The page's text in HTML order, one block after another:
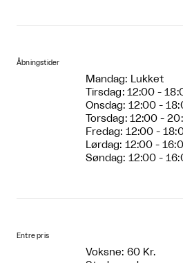
Åbningstider
Mandag: Lukket
Tirsdag: 12:00 -
Onsdag: 12:00 -
Torsdag: 12:00 -
Fredag: 12:00 -
Lørdag: 12:00 -
Søndag: 12:00 -
Entre pris
Voksne: 60 Kr.